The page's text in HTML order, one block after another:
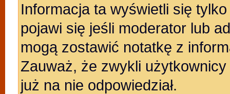
Informacja ta wyświetli się
pojawi się jeśli moderator lub
mogą zostawić notatkę z
Zauważ, że zwykli
już na nie odpowiedział.